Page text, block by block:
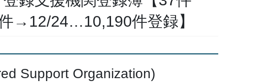
→12/24…10,190件登録】
Support Organization)